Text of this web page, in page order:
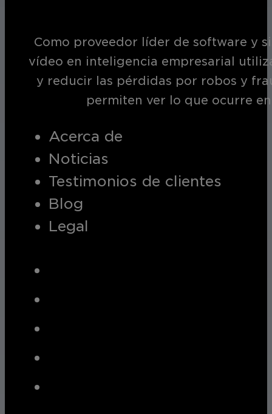
Como proveedor líder de software y
vídeo en inteligencia empresarial
y reducir las pérdidas por robos y
permiten ver lo que ocurre
Acerca de
Noticias
Testimonios de clientes
Blog
Legal